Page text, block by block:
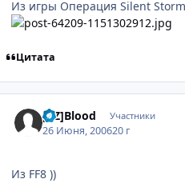
Из игры Операция Silent Storm
Цитата
[XZ]Blood Участники
26 Июня, 200620 г
Из FF8 ))